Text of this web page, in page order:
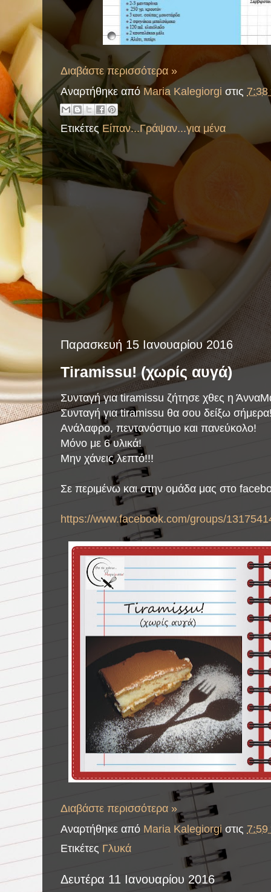
Διαβάστε περισσότερα »
Αναρτήθηκε από Maria Kalegiorgi στις
Ετικέτες Είπαν...Γράψαν...για μένα
Παρασκευή 15 Ιανουαρίου 2016
Tiramissu! (χωρίς αυγά)
Συνταγή για tiramissu ζήτησε χθες η
Συνταγή για tiramissu θα σου δείξω
Ανάλαφρο, πεντανόστιμο και πανεύκολο!
Μόνο με 6 υλικά!
Μην χάνεις λεπτό!!!
Σε περιμένω και στην ομάδα μας στο
https://www.facebook.com/groups/
Διαβάστε περισσότερα »
Αναρτήθηκε από Maria Kalegiorgi στις
Ετικέτες Γλυκά
Δευτέρα 11 Ιανουαρίου 2016